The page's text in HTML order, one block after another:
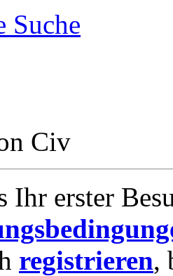
Suche
Civ
Ihr erster
registrieren,